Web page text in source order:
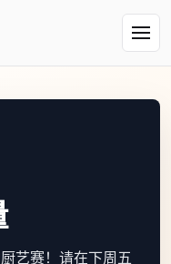
艺赛！请在下周五